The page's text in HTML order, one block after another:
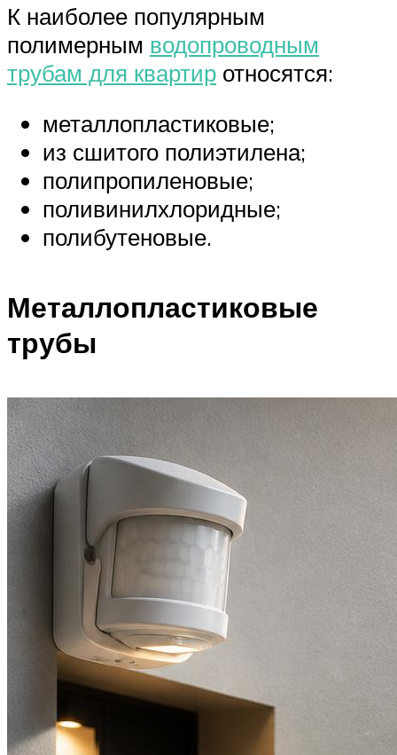
К наиболее популярным
полимерным водопроводным
трубам для квартир относятся:
металлопластиковые;
из сшитого полиэтилена;
полипропиленовые;
поливинилхлоридные;
полибутеновые.
Металлопластиковые
трубы